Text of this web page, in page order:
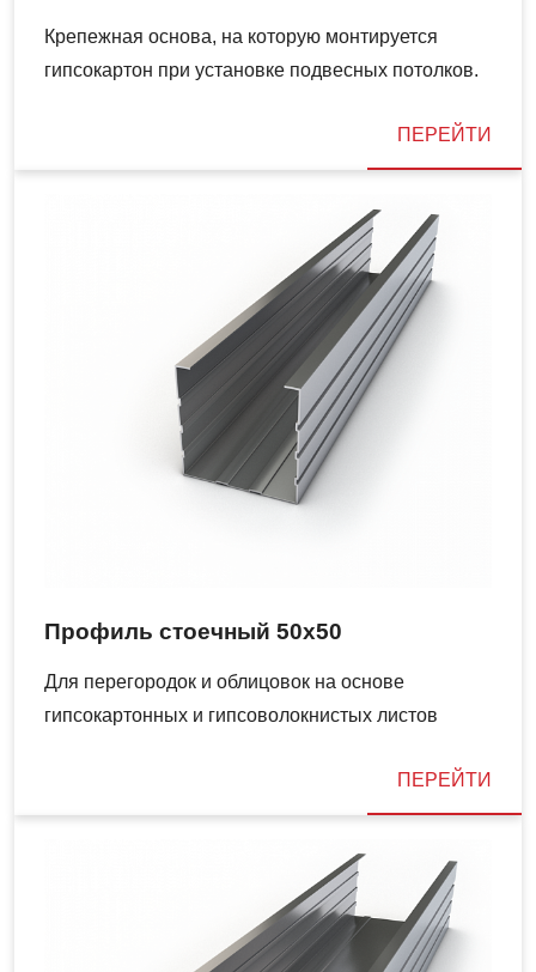
Крепежная основа, на которую монтируется
гипсокартон при установке подвесных потолков.
ПЕРЕЙТИ
Профиль стоечный 50х50
Для перегородок и облицовок на основе
гипсокартонных и гипсоволокнистых листов
ПЕРЕЙТИ